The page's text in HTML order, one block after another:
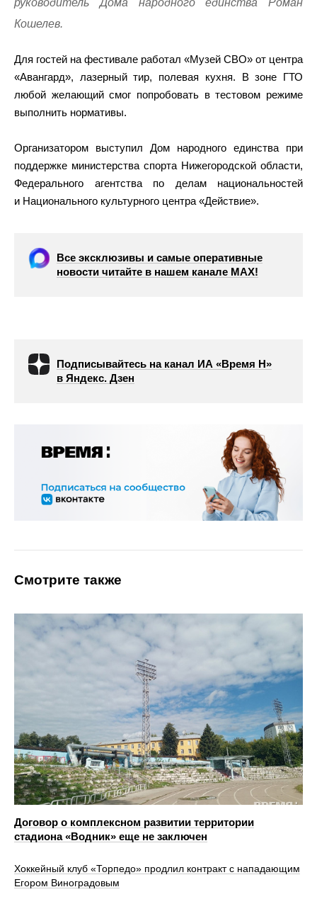
руководитель Дома народного единства Роман
Кошелев.
Для гостей на фестивале работал «Музей СВО» от центра
«Авангард», лазерный тир, полевая кухня. В зоне ГТО
любой желающий смог попробовать в тестовом режиме
выполнить нормативы.
Организатором выступил Дом народного единства при
поддержке министерства спорта Нижегородской области,
Федерального агентства по делам национальностей
и Национального культурного центра «Действие».
Все эксклюзивы и самые оперативные
новости читайте в нашем канале МАХ!
Подписывайтесь на канал ИА «Время Н»
в Яндекс. Дзен
Смотрите также
Договор о комплексном развитии территории
стадиона «Водник» еще не заключен
Хоккейный клуб «Торпедо» продлил контракт с нападающим
Егором Виноградовым